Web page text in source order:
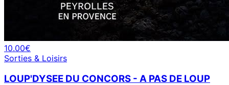
10.00€
Sorties & Loisirs
LOUP'DYSEE DU CONCORS - A PAS DE LOUP